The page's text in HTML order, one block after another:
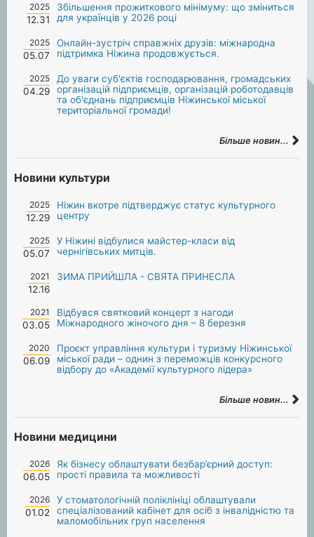
2025
12.31
Збільшення прожиткового мінімуму: що зміниться
для українців у 2026 році
2025
05.07
Онлайн-зустріч справжніх друзів: міжнародна
підтримка Ніжина продовжується.
2025
04.29
До уваги суб'єктів господарювання, громадських
організацій підприємців, організацій роботодавців
та об'єднань підприємців Ніжинської міської
територіальної громади!
Більше новин...
Новини культури
2025
12.29
Ніжин вкотре підтверджує статус культурного
центру
2025
05.07
У Ніжині відбулися майстер-класи від
чернігівських митців.
2021
12.16
ЗИМА ПРИЙШЛА - СВЯТА ПРИНЕСЛА
2021
03.05
Відбувся святковий концерт з нагоди
Міжнародного жіночого дня – 8 березня
2020
06.09
Проєкт управління культури і туризму Ніжинської
міської ради – однин з переможців конкурсного
відбору до «Академії культурного лідера»
Більше новин...
Новини медицини
2026
06.05
Як бізнесу облаштувати безбар’єрний доступ:
прості правила та можливості
2026
01.02
У стоматологічній поліклініці облаштували
спеціалізований кабінет для осіб з інвалідністю та
маломобільних груп населення